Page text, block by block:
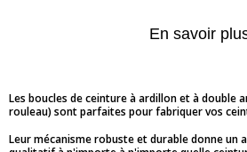
En savoir
Les boucles de ceinture à ardillon et à double
rouleau) sont parfaites pour fabriquer vos
Leur mécanisme robuste et durable donne un